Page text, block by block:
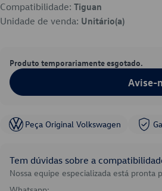
Compatibilidade: Tiguan
Unidade de venda: Unitário(a)
Produto temporariamente esgotado.
Avise-
Peça Original Volkswagen
Tem dúvidas sobre a
Nossa equipe especializada está pronta